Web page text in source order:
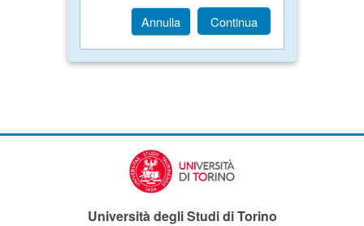
Annulla Continua
Università degli Studi di Torino